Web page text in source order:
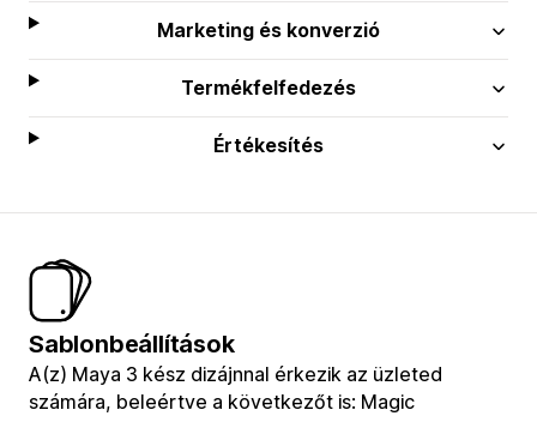
Marketing és konverzió
Termékfelfedezés
Értékesítés
Sablonbeállítások
A(z) Maya 3 kész dizájnnal érkezik az üzleted
számára, beleértve a következőt is: Magic